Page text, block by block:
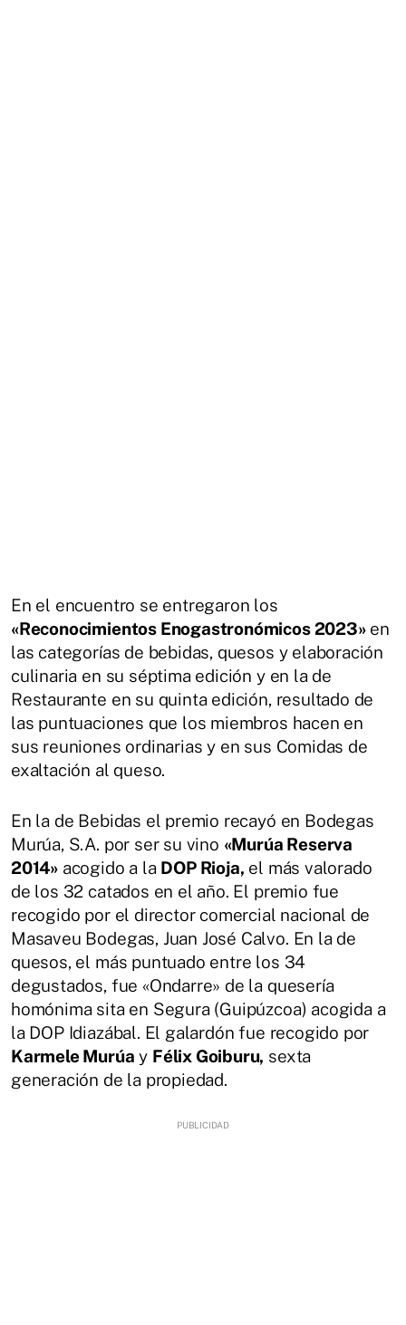
En el encuentro se entregaron los
«Reconocimientos Enogastronómicos 2023» en
las categorías de bebidas, quesos y elaboración
culinaria en su séptima edición y en la de
Restaurante en su quinta edición, resultado de
las puntuaciones que los miembros hacen en
sus reuniones ordinarias y en sus Comidas de
exaltación al queso.
En la de Bebidas el premio recayó en Bodegas
Murúa, S.A. por ser su vino «Murúa Reserva
2014» acogido a la DOP Rioja, el más valorado
de los 32 catados en el año. El premio fue
recogido por el director comercial nacional de
Masaveu Bodegas, Juan José Calvo. En la de
quesos, el más puntuado entre los 34
degustados, fue «Ondarre» de la quesería
homónima sita en Segura (Guipúzcoa) acogida a
la DOP Idiazábal. El galardón fue recogido por
Karmele Murúa y Félix Goiburu, sexta
generación de la propiedad.